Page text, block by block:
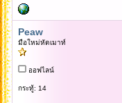
Peaw
มือใหม่หัดเมาท์
ออฟไลน์
กระทู้: 14